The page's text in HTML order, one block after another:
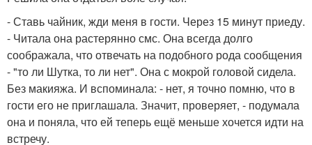
- Ставь чайник, жди меня в гости. Через 15 минут приеду.
- Читала она растерянно смс. Она всегда долго
соображала, что отвечать на подобного рода сообщения
- "то ли Шутка, то ли нет". Она с мокрой головой сидела.
Без макияжа. И вспоминала: - нет, я точно помню, что в
гости его не приглашала. Значит, проверяет, - подумала
она и поняла, что ей теперь ещё меньше хочется идти на
встречу.